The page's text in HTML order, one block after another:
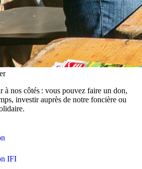
à nos côtés : vous pouvez faire un don,
investir auprès de notre foncière ou
IFI